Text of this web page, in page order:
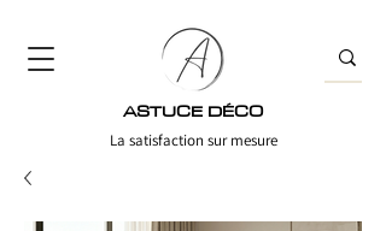
ASTUCE DÉCO
La satisfaction sur mesure